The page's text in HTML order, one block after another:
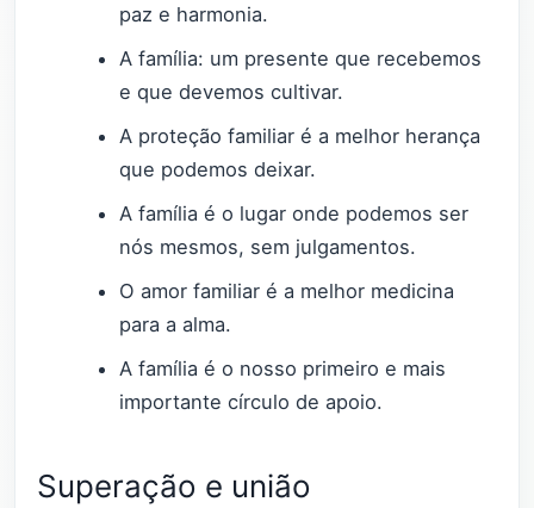
paz e harmonia.
A família: um presente que recebemos
e que devemos cultivar.
A proteção familiar é a melhor herança
que podemos deixar.
A família é o lugar onde podemos ser
nós mesmos, sem julgamentos.
O amor familiar é a melhor medicina
para a alma.
A família é o nosso primeiro e mais
importante círculo de apoio.
Superação e união